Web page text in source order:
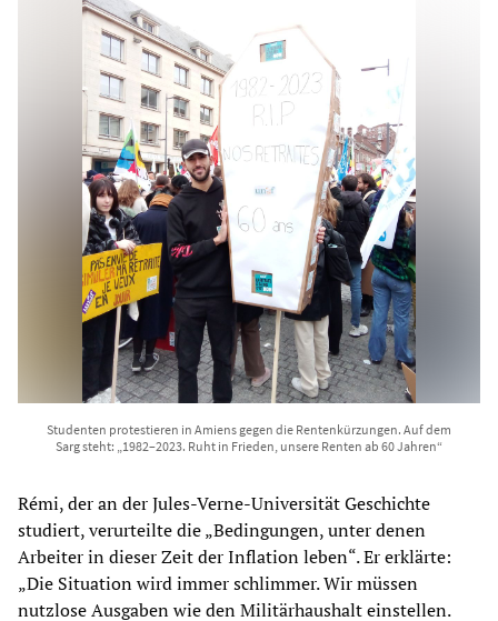
Studenten protestieren in Amiens gegen die Rentenkürzungen. Auf dem
Sarg steht: „1982–2023. Ruht in Frieden, unsere Renten ab 60 Jahren“
Rémi, der an der Jules-Verne-Universität Geschichte
studiert, verurteilte die „Bedingungen, unter denen
Arbeiter in dieser Zeit der Inflation leben“. Er erklärte:
„Die Situation wird immer schlimmer. Wir müssen
nutzlose Ausgaben wie den Militärhaushalt einstellen.